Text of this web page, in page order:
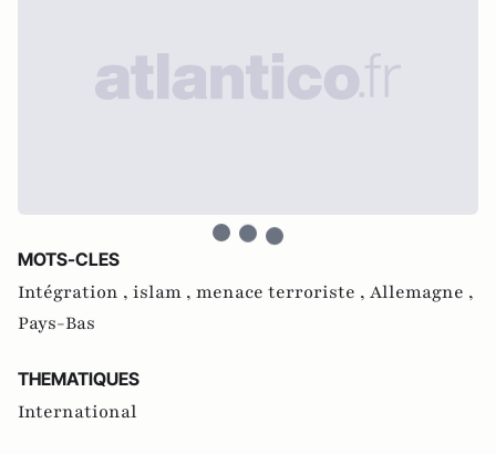
MOTS-CLES
Intégration , islam , menace terroriste , Allemagne ,
Pays-Bas
THEMATIQUES
International